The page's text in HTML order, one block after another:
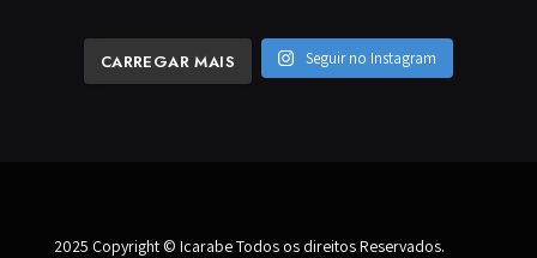
CARREGAR MAIS Seguir no Instagram
2025 Copyright © Icarabe Todos os direitos Reservados.